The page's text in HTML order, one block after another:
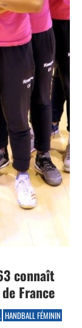
connaît
France
HANDBALL FÉMININ